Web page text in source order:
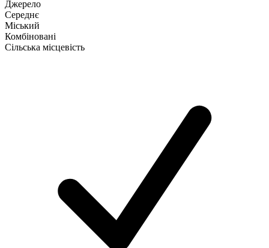
Джерело
Середнє
Міський
Комбіновані
Сільська місцевість